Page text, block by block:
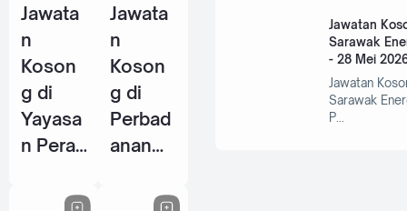
2026
Excelle
nce
(SCOP
E) - 15
Jun
2026
Jawata
n
Koson
g di
Yayasa
n Perak
Jawata
n
Koson
g di
Perbad
anan
Selang
Jawatan
Sarawak
- 28 Mei
Jawatan
Sarawak
P…